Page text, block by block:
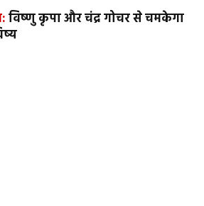
विष्णु कृपा और चंद्र गोचर से चमकेगा